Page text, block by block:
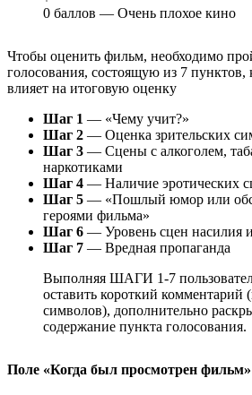
0 баллов — Очень плохое кино
Чтобы оценить фильм, необходимо
голосования, состоящую из 7
влияет на итоговую оценку
Шаг 1 — «Чему учит?»
Шаг 2 — Оценка зрительских
Шаг 3 — Сцены с алкоголем,
наркотиками
Шаг 4 — Наличие эротических
Шаг 5 — «Пошлый юмор или
героями фильма»
Шаг 6 — Уровень сцен насилия
Шаг 7 — Вредная пропаганда
Выполняя ШАГИ 1-7
оставить короткий комментарий
символов), дополнительно
содержание пункта голосования.
Поле «Когда был просмотрен фильм»